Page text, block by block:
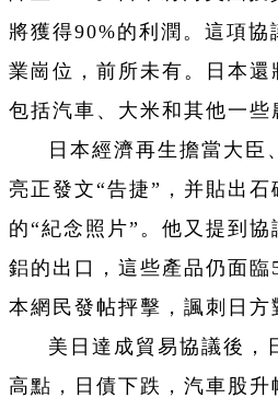
將獲得90%的利潤。這項
業崗位，前所未有。日本還
包括汽車、大米和其他一些
日本經濟再生擔當大臣
亮正發文“告捷”，并貼出
的“紀念照片”。他又提到
鋁的出口，這些產品仍面臨
本網民發帖抨擊，諷刺日方
美日達成貿易協議後，
高點，日債下跌，汽車股升